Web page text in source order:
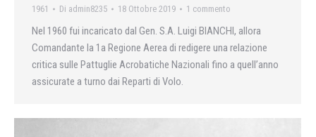
1961 Di admin8235 18 Ottobre 2019 1 commento
Nel 1960 fui incaricato dal Gen. S.A. Luigi BIANCHI, allora
Comandante la 1a Regione Aerea di redigere una relazione
critica sulle Pattuglie Acrobatiche Nazionali fino a quell’anno
assicurate a turno dai Reparti di Volo.